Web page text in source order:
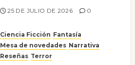
25 DE JULIO DE 2026 0
Ciencia Ficción Fantasía
Mesa de novedades Narrativa
Reseñas Terror